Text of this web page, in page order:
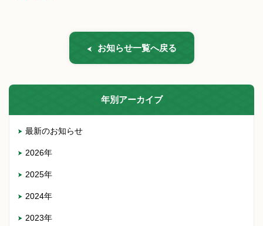
お知らせ一覧へ戻る
年別アーカイブ
最新のお知らせ
2026年
2025年
2024年
2023年